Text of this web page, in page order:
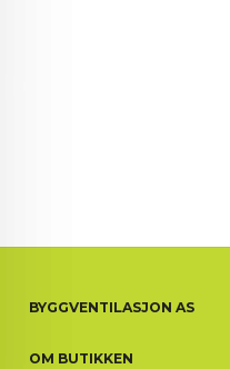
BYGGVENTILASJON AS
OM BUTIKKEN